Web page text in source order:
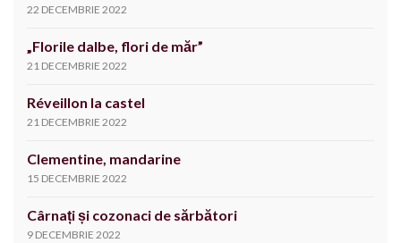
22 DECEMBRIE 2022
„Florile dalbe, flori de măr”
21 DECEMBRIE 2022
Réveillon la castel
21 DECEMBRIE 2022
Clementine, mandarine
15 DECEMBRIE 2022
Cârnați și cozonaci de sărbători
9 DECEMBRIE 2022